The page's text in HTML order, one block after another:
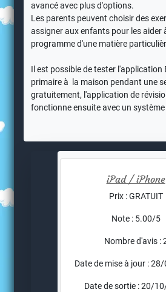
avancé avec plus d'options.
Les parents peuvent choisir des
assigner aux enfants pour les aider
programme d'une matière
Il est possible de tester l'application
primaire à la maison pendant une
gratuitement, l'application de
fonctionne ensuite avec un
iPad / iPhone
Prix : GRATUIT
Note : 5.00/5
Nombre d'avis :
Date de mise à jour :
Date de sortie : 20/